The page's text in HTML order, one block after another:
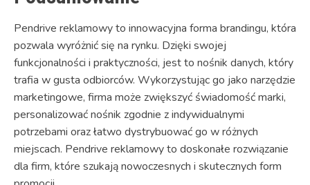
Pendrive reklamowy to innowacyjna forma brandingu, która
pozwala wyróżnić się na rynku. Dzięki swojej
funkcjonalności i praktyczności, jest to nośnik danych, który
trafia w gusta odbiorców. Wykorzystując go jako narzędzie
marketingowe, firma może zwiększyć świadomość marki,
personalizować nośnik zgodnie z indywidualnymi
potrzebami oraz łatwo dystrybuować go w różnych
miejscach. Pendrive reklamowy to doskonałe rozwiązanie
dla firm, które szukają nowoczesnych i skutecznych form